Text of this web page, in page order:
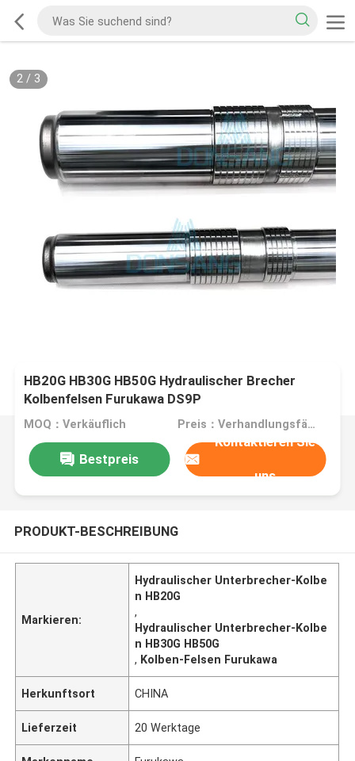
2/ 3
HB20G HB30G HB50G Hydraulischer Brecher
Kolbenfelsen Furukawa DS9P
MOQ：Verkäuflich Preis：Verhandlungsfähig
Bestpreis
Kontaktieren Sie
uns
PRODUKT-BESCHREIBUNG
Markieren:
Hydraulischer Unterbrecher-Kolbe
n HB20G
,
Hydraulischer Unterbrecher-Kolbe
n HB30G HB50G
, Kolben-Felsen Furukawa
Herkunftsort CHINA
Lieferzeit 20 Werktage